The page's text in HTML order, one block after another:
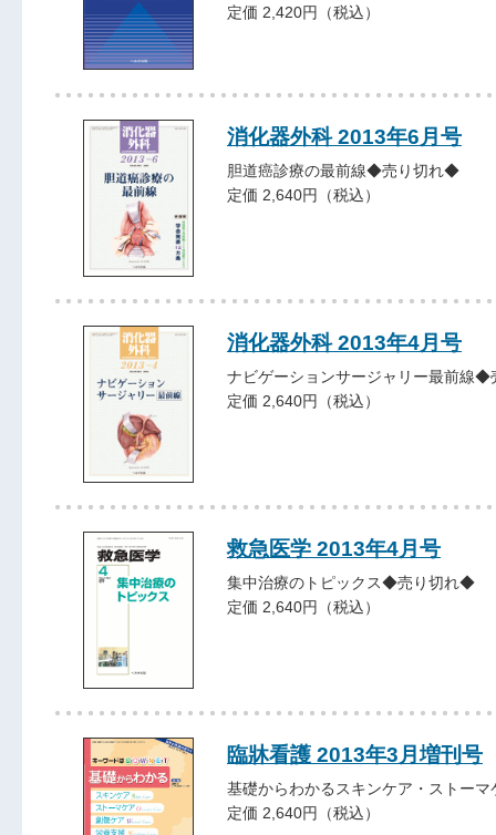
定価 2,420円（税込）
消化器外科 2013年6月号
胆道癌診療の最前線◆売り切れ◆
定価 2,640円（税込）
消化器外科 2013年4月号
ナビゲーションサージャリー最前線
定価 2,640円（税込）
救急医学 2013年4月号
集中治療のトピックス◆売り切れ◆
定価 2,640円（税込）
臨牀看護 2013年3月増刊号
基礎からわかるスキンケア・ストー
定価 2,640円（税込）